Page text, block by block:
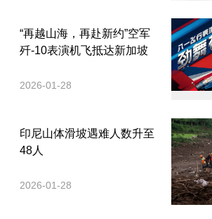
“再越山海，再赴新约”空军
歼-10表演机飞抵达新加坡
2026-01-28
印尼山体滑坡遇难人数升至
48人
2026-01-28